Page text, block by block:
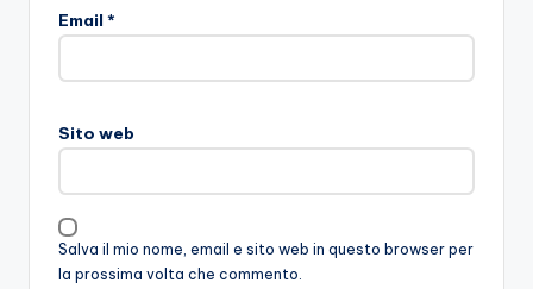
Email *
Sito web
Salva il mio nome, email e sito web in questo browser per
la prossima volta che commento.